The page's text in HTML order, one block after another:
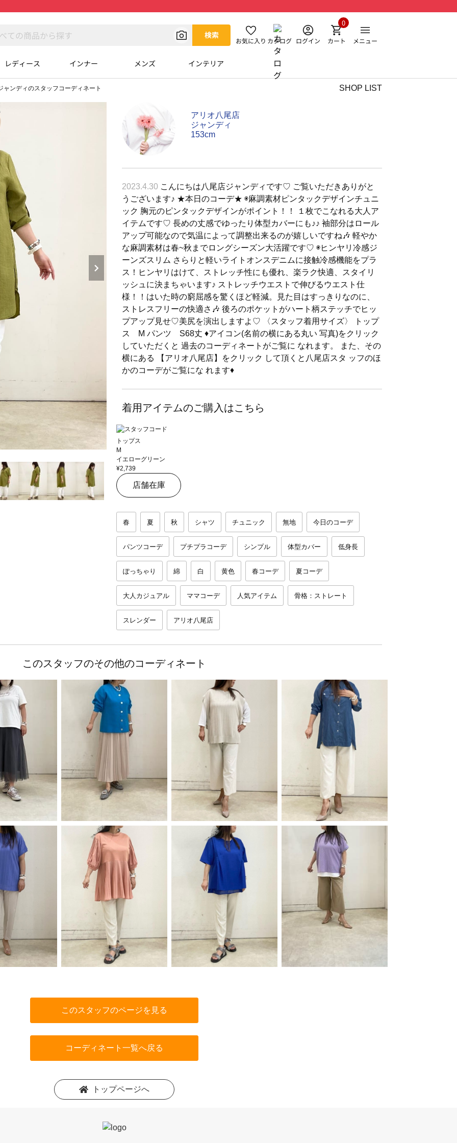
検索
お気に入り カタログ ログイン カート
0
メニュー
レディース インナー メンズ インテリア
ャンディのスタッフコーディネート SHOP LIST
アリオ八尾店
ジャンディ
153cm
2023.4.30 こんにちは八尾店ジャンディです♡ ご覧いただきありがと
うございます♪ ★本日のコーデ★ ◉麻調素材ピンタックデザインチュニ
ック 胸元のピンタックデザインがポイント！！ １枚でこなれる大人ア
イテムです♡ 長めの丈感でゆったり体型カバーにも♪♪ 袖部分はロール
アップ可能なので気温によって調整出来るのが嬉しいですね🎶 軽やか
な麻調素材は春~秋までロングシーズン大活躍です♡ ◉ヒンヤリ冷感ジ
ーンズスリム さらりと軽いライトオンスデニムに接触冷感機能をプラ
ス！ヒンヤリはけて、ストレッチ性にも優れ、楽ラク快適、スタイリ
ッシュに決まちゃいます♪ ストレッチウエストで伸びるウエスト仕
様！！はいた時の窮屈感を驚くほど軽減。見た目はすっきりなのに、
ストレスフリーの快適さ🎶 後ろのポケットがハート柄ステッチでヒッ
プアップ見せ♡美尻を演出しますよ♡ 〈スタッフ着用サイズ〉 トップ
ス M パンツ S68丈 ♦︎アイコン(名前の横にある丸い 写真)をクリック
していただくと 過去のコーディネートがご覧に なれます。 また、その
横にある 【アリオ八尾店】をクリック して頂くと八尾店スタ ッフのほ
かのコーデがご覧にな れます♦︎
着用アイテムのご購入はこちら
トップス
M
イエローグリーン
¥2,739
店舗在庫
春 夏 秋 シャツ チュニック 無地 今日のコーデ
パンツコーデ プチプラコーデ シンプル 体型カバー 低身長
ぽっちゃり 綿 白 黄色 春コーデ 夏コーデ
大人カジュアル ママコーデ 人気アイテム 骨格：ストレート
スレンダー アリオ八尾店
このスタッフのその他のコーディネート
このスタッフのページを見る
コーディネート一覧へ戻る
トップページへ